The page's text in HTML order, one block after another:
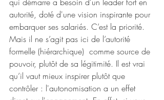
autorité, doté d'une vision inspirante pour
embarquer ses salariés. C’est la priorité.
Mais il ne s’agit pas ici de l’autorité
formelle (hiérarchique)  comme source de
pouvoir, plutôt de sa légitimité. Il est vrai
qu’il vaut mieux inspirer plutôt que
contrôler : l'autonomisation a un effet